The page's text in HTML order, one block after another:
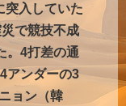
突入していた
で競技不成
。4打差の通
アンダーの3
ョン（韓